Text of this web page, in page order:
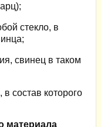
стекло, в
свинец в таком
состав которого
материала